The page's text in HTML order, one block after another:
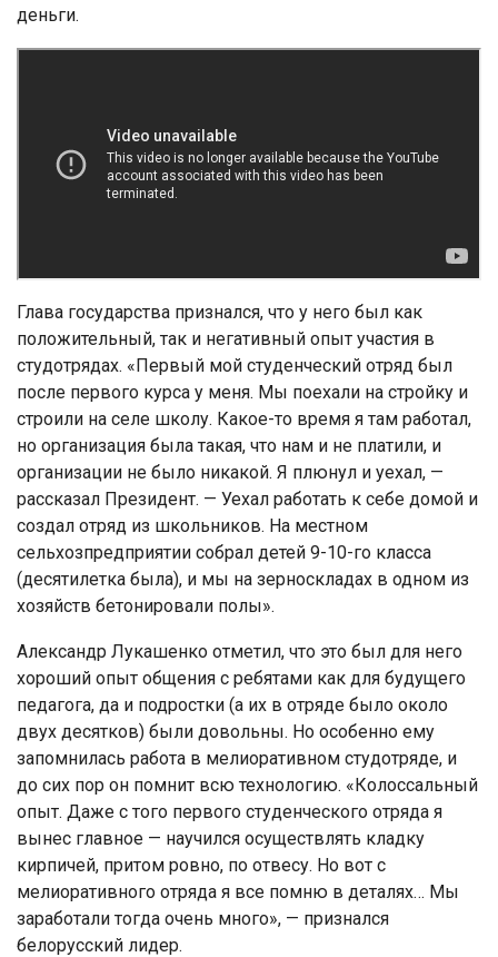
деньги.
Глава государства признался, что у него был как
положительный, так и негативный опыт участия в
студотрядах. «Первый мой студенческий отряд был
после первого курса у меня. Мы поехали на стройку и
строили на селе школу. Какое-то время я там работал,
но организация была такая, что нам и не платили, и
организации не было никакой. Я плюнул и уехал, —
рассказал Президент. — Уехал работать к себе домой и
создал отряд из школьников. На местном
сельхозпредприятии собрал детей 9-10-го класса
(десятилетка была), и мы на зерноскладах в одном из
хозяйств бетонировали полы».
Александр Лукашенко отметил, что это был для него
хороший опыт общения с ребятами как для будущего
педагога, да и подростки (а их в отряде было около
двух десятков) были довольны. Но особенно ему
запомнилась работа в мелиоративном студотряде, и
до сих пор он помнит всю технологию. «Колоссальный
опыт. Даже с того первого студенческого отряда я
вынес главное — научился осуществлять кладку
кирпичей, притом ровно, по отвесу. Но вот с
мелиоративного отряда я все помню в деталях… Мы
заработали тогда очень много», — признался
белорусский лидер.